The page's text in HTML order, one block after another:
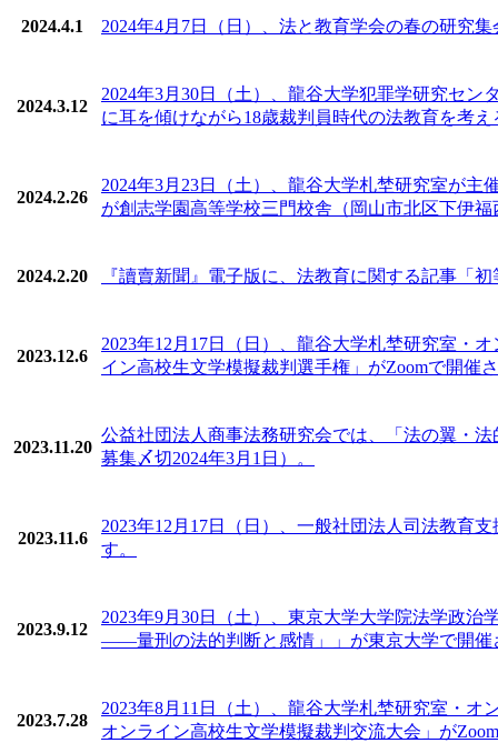
2024.4.1 2024年4月7日（日）、法と教育学会の春の研究
2024.3.12
2024年3月30日（土）、龍谷大学犯罪学研究セ
に耳を傾けながら18歳裁判員時代の法教育を考
2024.2.26
2024年3月23日（土）、龍谷大学札埜研究室が主
が創志学園高等学校三門校舎（岡山市北区下伊
2024.2.20 『讀賣新聞』電子版に、法教育に関する記事「
2023.12.6
2023年12月17日（日）、龍谷大学札埜研究室・
イン高校生文学模擬裁判選手権」がZoomで開催
2023.11.20
公益社団法人商事法務研究会では、「法の翼・
募集〆切2024年3月1日）。
2023.11.6
2023年12月17日（日）、一般社団法人司法教育
す。
2023.9.12
2023年9月30日（土）、東京大学大学院法学政
――量刑の法的判断と感情」」が東京大学で開催
2023.7.28
2023年8月11日（土）、龍谷大学札埜研究室・
オンライン高校生文学模擬裁判交流大会」が